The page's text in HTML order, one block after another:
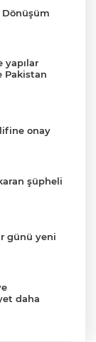
Dönüşüm
yapılar
Pakistan
onay
şüpheli
günü yeni
daha